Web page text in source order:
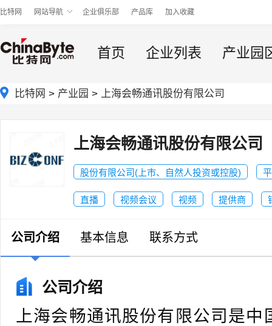
比特网 网站导航 企业俱乐部 产品库 加入收藏
首页 企业列表 产业园
比特网 > 产业园 > 上海会畅通讯股份有限公司
上海会畅通讯股份有限公司
股份有限公司(上市、自然人投资或控股)
直播 视频会议 视频 提供商
公司介绍 基本信息 联系方式
公司介绍
上海会畅通讯股份有限公司是